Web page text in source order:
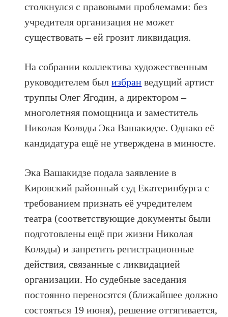
столкнулся с правовыми проблемами: без
учредителя организация не может
существовать – ей грозит ликвидация.
На собрании коллектива художественным
руководителем былизбран ведущий артист
труппы Олег Ягодин, а директором –
многолетняя помощница и заместитель
Николая Коляды Эка Вашакидзе. Однако её
кандидатура ещё не утверждена в минюсте.
Эка Вашакидзе подала заявление в
Кировский районный суд Екатеринбурга с
требованием признать её учредителем
театра (соответствующие документы были
подготовлены ещё при жизни Николая
Коляды) и запретить регистрационные
действия, связанные с ликвидацией
организации. Но судебные заседания
постоянно переносятся (ближайшее должно
состояться 19 июня), решение оттягивается,